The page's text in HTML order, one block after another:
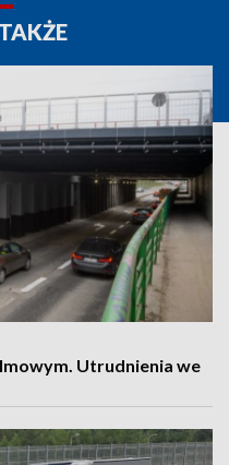
Utrudnienia we